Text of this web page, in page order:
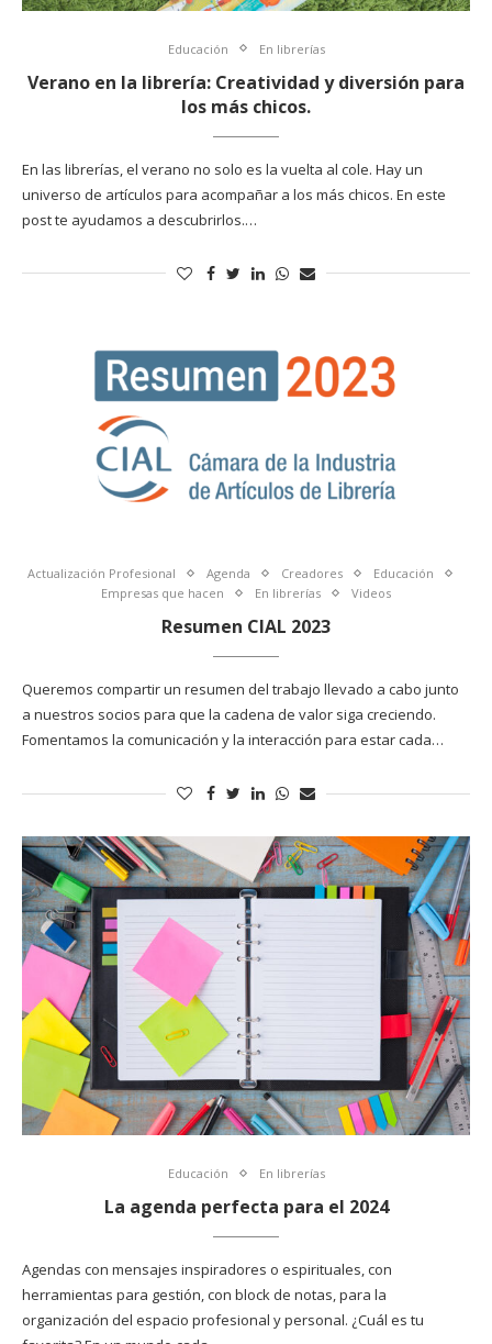
Educación En librerías
Verano en la librería: Creatividad y diversión para
los más chicos.
En las librerías, el verano no solo es la vuelta al cole. Hay un
universo de artículos para acompañar a los más chicos. En este
post te ayudamos a descubrirlos.…
Actualización Profesional Agenda Creadores
Educación
Empresas que hacen
En librerías Videos
Resumen CIAL 2023
Queremos compartir un resumen del trabajo llevado a cabo junto
a nuestros socios para que la cadena de valor siga creciendo.
Fomentamos la comunicación y la interacción para estar cada…
Educación En librerías
La agenda perfecta para el 2024
Agendas con mensajes inspiradores o espirituales, con
herramientas para gestión, con block de notas, para la
organización del espacio profesional y personal. ¿Cuál es tu